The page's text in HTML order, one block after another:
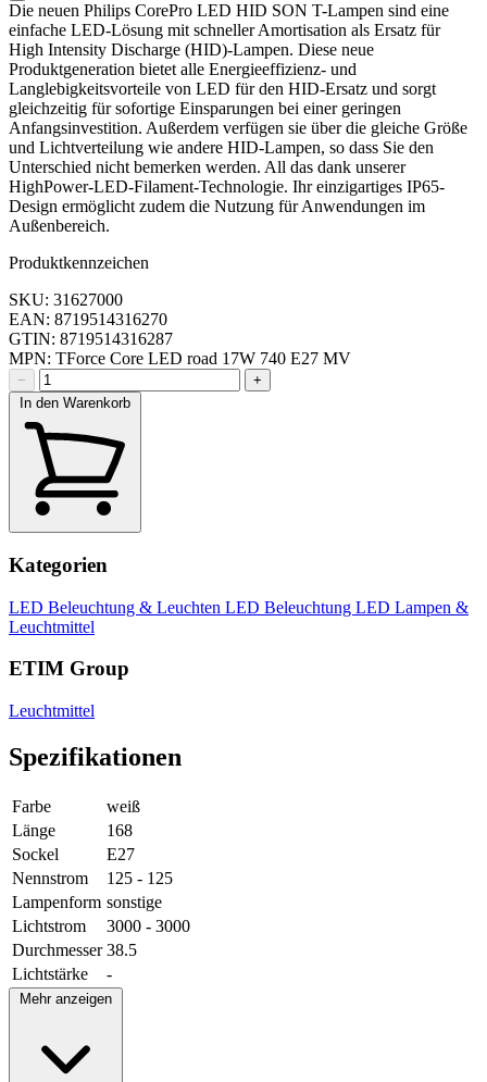
Die neuen Philips CorePro LED HID SON T-Lampen sind eine
einfache LED-Lösung mit schneller Amortisation als Ersatz für
High Intensity Discharge (HID)-Lampen. Diese neue
Produktgeneration bietet alle Energieeffizienz- und
Langlebigkeitsvorteile von LED für den HID-Ersatz und sorgt
gleichzeitig für sofortige Einsparungen bei einer geringen
Anfangsinvestition. Außerdem verfügen sie über die gleiche Größe
und Lichtverteilung wie andere HID-Lampen, so dass Sie den
Unterschied nicht bemerken werden. All das dank unserer
HighPower-LED-Filament-Technologie. Ihr einzigartiges IP65-
Design ermöglicht zudem die Nutzung für Anwendungen im
Außenbereich.
Produktkennzeichen
SKU: 31627000
EAN: 8719514316270
GTIN: 8719514316287
MPN: TForce Core LED road 17W 740 E27 MV
−
+
In den Warenkorb
Kategorien
LED Beleuchtung & Leuchten LED Beleuchtung LED Lampen &
Leuchtmittel
ETIM Group
Leuchtmittel
Spezifikationen
Farbe
weiß
Länge
168
Sockel
E27
Nennstrom
125 - 125
Lampenform sonstige
Lichtstrom
3000 - 3000
Durchmesser 38.5
Lichtstärke
-
Mehr anzeigen